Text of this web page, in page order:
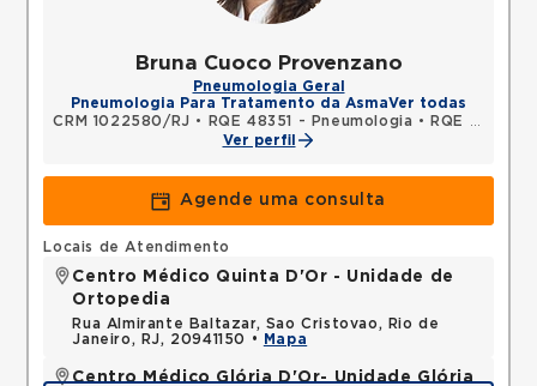
Bruna Cuoco Provenzano
Pneumologia Geral
Pneumologia Para Tratamento da AsmaVer todas
CRM 1022580/RJ • RQE 48351 - Pneumologia •
RQE 48352 - Clínica médica
Ver perfil
Agende uma consulta
Locais de Atendimento
Centro Médico Quinta D'Or - Unidade de
Ortopedia
Rua Almirante Baltazar, Sao Cristovao, Rio de
Janeiro, RJ, 20941150 •
Mapa
Centro Médico Glória D'Or- Unidade Glória